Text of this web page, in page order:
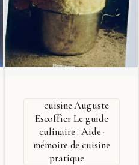
cuisine Auguste
Escoffier Le guide
culinaire : Aide-
mémoire de cuisine
pratique